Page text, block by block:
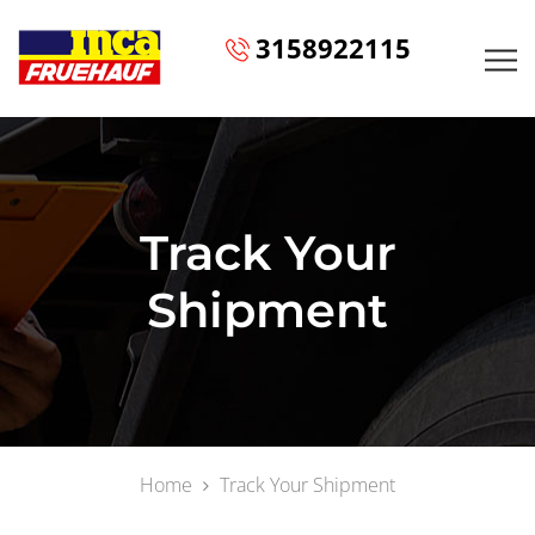
3158922115
Track Your
Shipment
Home Track Your Shipment